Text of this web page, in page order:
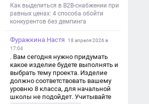
Как выделиться в B2B-снабжении при
равных ценах: 4 способа обойти
конкурентов без демпинга
Фуражкина Настя
18 апреля 2026 в
17:04
. Вам сегодня нужно придумать
какое изделие будете выполнять и
выбрать тему проекта. Изделие
должно соответствовать вашему
уровню 8 класса, для начальной
школы не подойдет. Учитывайте